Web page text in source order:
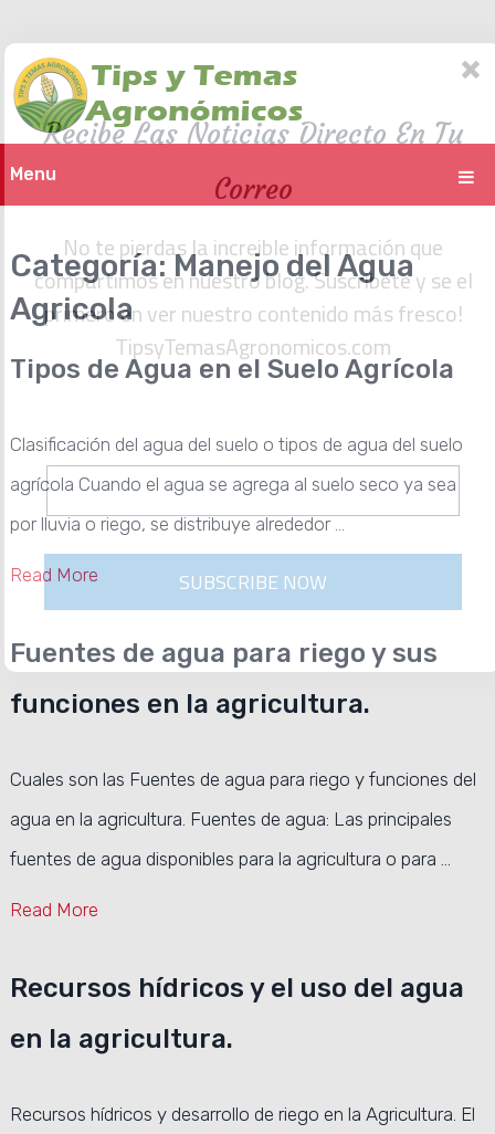
Menu
Categoría:Manejo del Agua
Agricola
Tipos de Agua en el Suelo Agrícola
Clasificación del agua del suelo o tipos de agua del suelo
agrícola Cuando el agua se agrega al suelo seco ya sea
por lluvia o riego, se distribuye alrededor …
Read More
Fuentes de agua para riego y sus
funciones en la agricultura.
Cuales son las Fuentes de agua para riego y funciones del
agua en la agricultura. Fuentes de agua: Las principales
fuentes de agua disponibles para la agricultura o para …
Read More
Recursos hídricos y el uso del agua
en la agricultura.
Recursos hídricos y desarrollo de riego en la Agricultura. El
Recibe Las Noticias Directo En Tu
Correo
No te pierdas la increible información que
compartimos en nuestro blog. Suscribete y se el
primero en ver nuestro contenido más fresco!
TipsyTemasAgronomicos.com
SUBSCRIBE NOW